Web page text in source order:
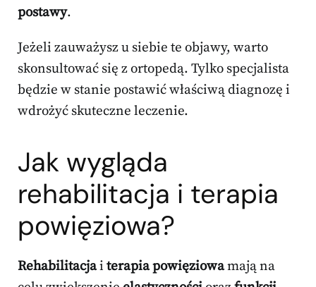
postawy.
Jeżeli zauważysz u siebie te objawy, warto
skonsultować się z ortopedą. Tylko specjalista
będzie w stanie postawić właściwą diagnozę i
wdrożyć skuteczne leczenie.
Jak wygląda
rehabilitacja i terapia
powięziowa?
Rehabilitacjai terapia powięziowamają na